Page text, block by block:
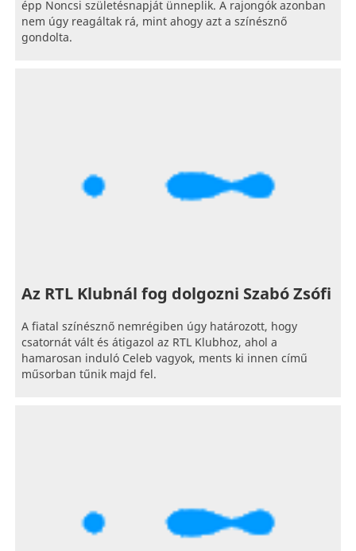
épp Noncsi születésnapját ünneplik. A rajongók azonban
nem úgy reagáltak rá, mint ahogy azt a színésznő
gondolta.
Az RTL Klubnál fog dolgozni Szabó Zsófi
A fiatal színésznő nemrégiben úgy határozott, hogy
csatornát vált és átigazol az RTL Klubhoz, ahol a
hamarosan induló Celeb vagyok, ments ki innen című
műsorban tűnik majd fel.